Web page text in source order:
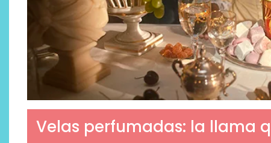
Velas perfumadas: la llama